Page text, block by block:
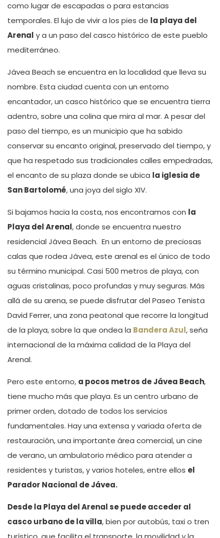
como lugar de escapadas o para estancias
temporales. El lujo de vivir a los pies de la playa del
Arenal y a un paso del casco histórico de este pueblo
mediterráneo.
Jávea Beach se encuentra en la localidad que lleva su
nombre. Esta ciudad cuenta con un entorno
encantador, un casco histórico que se encuentra tierra
adentro, sobre una colina que mira al mar. A pesar del
paso del tiempo, es un municipio que ha sabido
conservar su encanto original, preservado del tiempo, y
que ha respetado sus tradicionales calles empedradas,
el encanto de su plaza donde se ubica la iglesia de
San Bartolomé, una joya del siglo XIV.
Si bajamos hacia la costa, nos encontramos con la
Playa del Arenal, donde se encuentra nuestro
residencial Jávea Beach. En un entorno de preciosas
calas que rodea Jávea, este arenal es el único de todo
su término municipal. Casi 500 metros de playa, con
aguas cristalinas, poco profundas y muy seguras. Más
allá de su arena, se puede disfrutar del Paseo Tenista
David Ferrer, una zona peatonal que recorre la longitud
de la playa, sobre la que ondea la Bandera Azul, seña
internacional de la máxima calidad de la Playa del
Arenal.
Pero este entorno, a pocos metros de Jávea Beach,
tiene mucho más que playa. Es un centro urbano de
primer orden, dotado de todos los servicios
fundamentales. Hay una extensa y variada oferta de
restauración, una importante área comercial, un cine
de verano, un ambulatorio médico para atender a
residentes y turistas, y varios hoteles, entre ellos el
Parador Nacional de Jávea.
Desde la Playa del Arenal se puede acceder al
casco urbano de la villa, bien por autobús, taxi o tren